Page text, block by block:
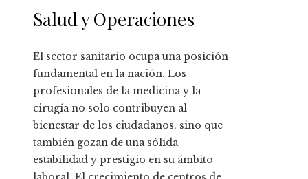
Salud y Operaciones
El sector sanitario ocupa una posición
fundamental en la nación. Los
profesionales de la medicina y la
cirugía no solo contribuyen al
bienestar de los ciudadanos, sino que
también gozan de una sólida
estabilidad y prestigio en su ámbito